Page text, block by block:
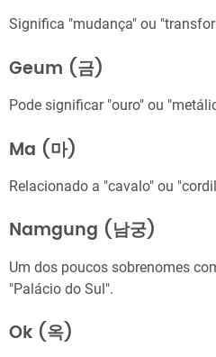
Significa "mudança" ou
Geum (금)
Pode significar "ouro" ou
Ma (마)
Relacionado a "cavalo" ou
Namgung (남궁)
Um dos poucos sobrenomes
"Palácio do Sul".
Ok (옥)